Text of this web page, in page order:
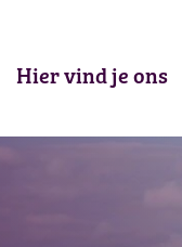
Hier vind je ons